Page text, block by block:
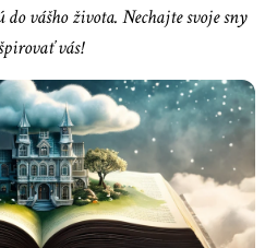
vášho života. Nechajte svoje sny
vás!